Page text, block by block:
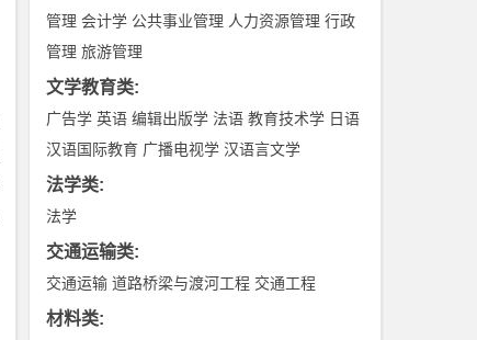
管理 会计学 公共事业管理 人力资源管理 行政
管理 旅游管理
文学教育类:
广告学 英语 编辑出版学 法语 教育技术学 日语
汉语国际教育 广播电视学 汉语言文学
法学类:
法学
交通运输类:
交通运输 道路桥梁与渡河工程 交通工程
材料类: